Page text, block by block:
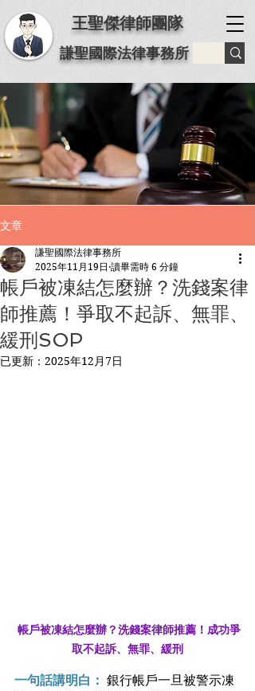
王聖傑律師團隊
謙聖國際法律事務所
文章
帳戶被凍結怎麼辦？洗錢案律
師推薦！爭取不起訴、無罪、
緩刑SOP
謙聖國際法律事務所
2025年11月19日 讀畢需時 6 分鐘
已更新： 2025年12月7日
帳戶被凍結怎麼辦？洗錢案律師推薦！成功爭
取不起訴、無罪、緩刑
一句話講明白： 銀行帳戶一旦被警示凍